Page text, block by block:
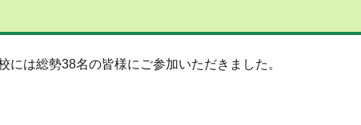
は総勢38名の皆様にご参加いただきました。